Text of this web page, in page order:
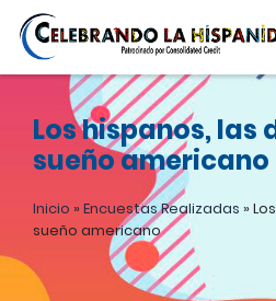
Los hispanos, las
sueño americano
Inicio » Encuestas Realizadas »
sueño americano